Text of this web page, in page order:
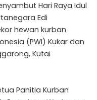
Hari Raya Idul
Edi
hewan kurban
(PWI) Kukar dan
Kutai
Panitia Kurban